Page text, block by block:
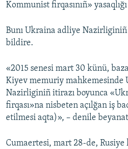
RFE/RS bütün saytları
Kommunist firqasınıñ»
Bunı Ukraina adliye
bildire.
«2015 senesi mart 30 künü,
Kiyev memuriy mahkemesinde
Nazirliginiñ itirazı boyunca
firqası»na nisbeten açılğan iş
etilmesi aqta)», – denile
Cumaertesi, mart 28-de,